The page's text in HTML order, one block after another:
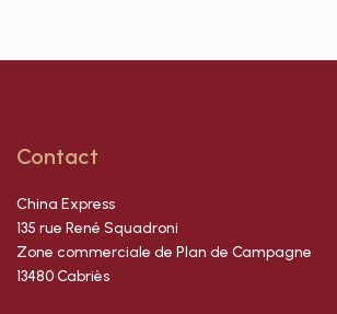
Contact
China Express
135 rue René Squadroni
Zone commerciale de Plan de Campagne
13480 Cabriès